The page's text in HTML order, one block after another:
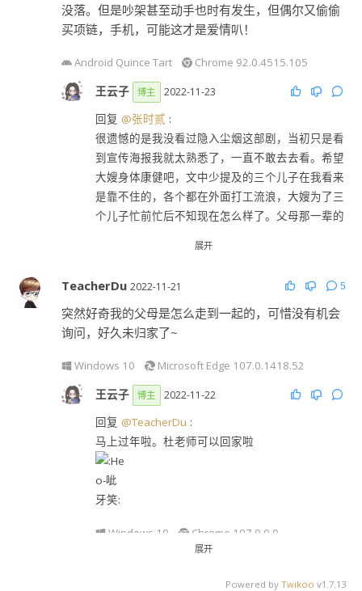
没落。但是吵架甚至动手也时有发生，但偶尔又偷偷
买项链，手机，可能这才是爱情叭！
Android Quince Tart Chrome 92.0.4515.105
王云子 博主 2022-11-23
回复 @张时贰 :
很遗憾的是我没看过隐入尘烟这部剧，当初只是看
到宣传海报我就太熟悉了，一直不敢去去看。希望
大嫂身体康健吧，文中少提及的三个儿子在我看来
是靠不住的，各个都在外面打工流浪，大嫂为了三
个儿子忙前忙后不知现在怎么样了。父母那一辈的
又舔着脸去哄我妈 两个偶尔有温馨和谐的时刻。
Android Quince Tart Chrome 107.0.0.0
展开
TeacherDu 2022-11-21 5
突然好奇我的父母是怎么走到一起的，可惜没有机会
询问，好久未归家了~
Windows 10 Microsoft Edge 107.0.1418.52
王云子 博主 2022-11-22
回复 @TeacherDu :
马上过年啦。杜老师可以回家啦
Windows 10 Chrome 107.0.0.0
展开
Powered by Twikoo v1.7.13